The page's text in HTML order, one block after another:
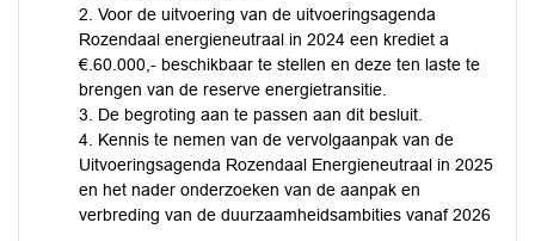
2. Voor de uitvoering van de uitvoeringsagenda
Rozendaal energieneutraal in 2024 een krediet a
€.60.000,- beschikbaar te stellen en deze ten laste te
brengen van de reserve energietransitie.
3. De begroting aan te passen aan dit besluit.
4. Kennis te nemen van de vervolgaanpak van de
Uitvoeringsagenda Rozendaal Energieneutraal in 2025
en het nader onderzoeken van de aanpak en
verbreding van de duurzaamheidsambities vanaf 2026